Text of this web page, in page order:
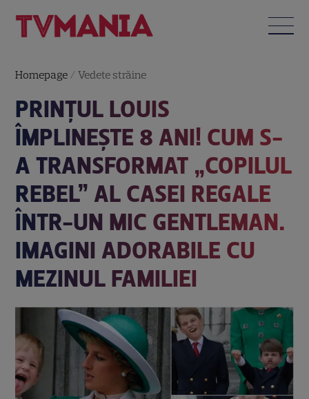
Homepage /Vedete străine
PRINȚUL LOUIS
ÎMPLINEȘTE 8 ANI! CUM S-
A TRANSFORMAT „COPILUL
REBEL” AL CASEI REGALE
ÎNTR-UN MIC GENTLEMAN.
IMAGINI ADORABILE CU
MEZINUL FAMILIEI